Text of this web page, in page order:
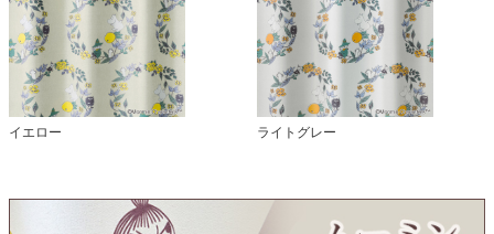
イエロー ライトグレー